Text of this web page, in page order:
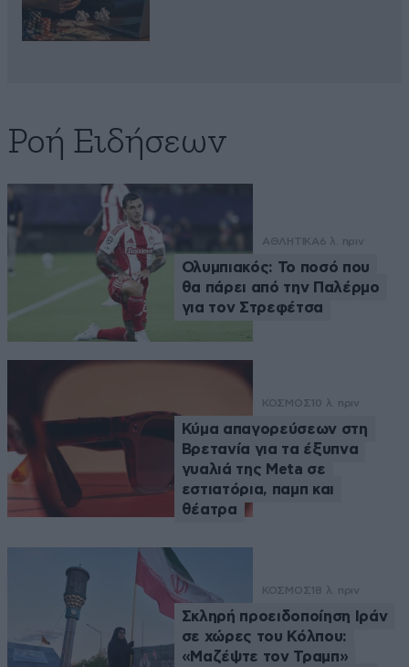
Ροή Ειδήσεων
ΑΘΛΗΤΙΚΑ6 λ. πριν
Ολυμπιακός: Το ποσό που
θα πάρει από την Παλέρμο
για τον Στρεφέτσα
ΚΟΣΜΟΣ 10 λ. πριν
Κύμα απαγορεύσεων στη
Βρετανία για τα έξυπνα
γυαλιά της Meta σε
εστιατόρια, παμπ και
θέατρα
ΚΟΣΜΟΣ 18 λ. πριν
Σκληρή προειδοποίηση Ιράν
σε χώρες του Κόλπου:
«Μαζέψτε τον Τραμπ»